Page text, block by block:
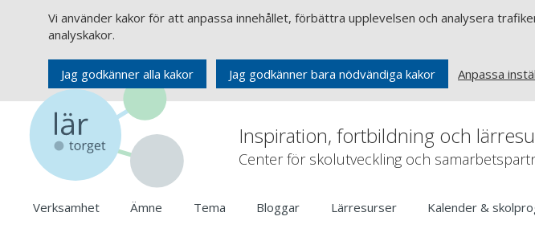
Vi använder kakor för att anpassa innehållet, förbättra upplevelsen och analysera
analyskakor.
Jag godkänner alla kakor Jag godkänner bara nödvändiga kakor Anpassa
Inspiration, fortbildning och
Center för skolutveckling och
Verksamhet Ämne Tema Bloggar Lärresurser Kalender &